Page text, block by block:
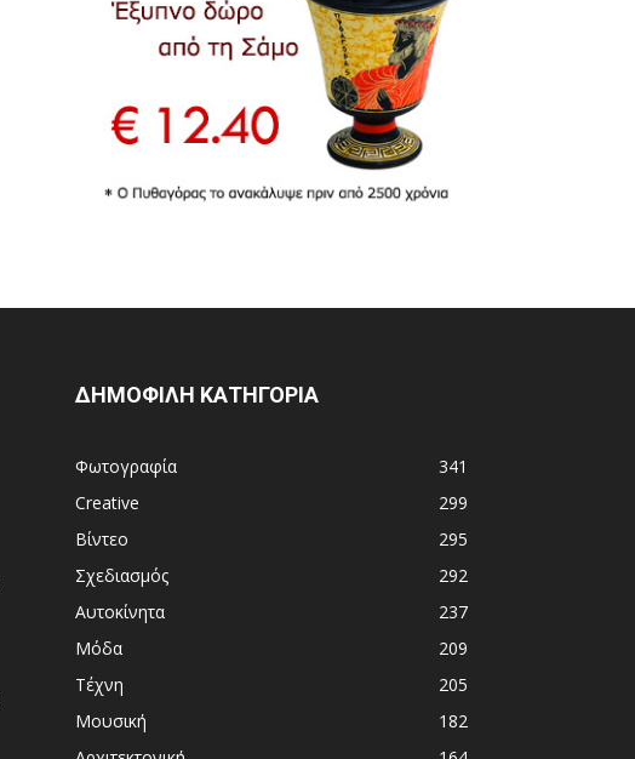
ΔΗΜΟΦΙΛΗ ΚΑΤΗΓΟΡΙΑ
Φωτογραφία
341
Creative
299
Βίντεο
295
Σχεδιασμός
292
Αυτοκίνητα
237
Μόδα
209
Τέχνη
205
Μουσική
182